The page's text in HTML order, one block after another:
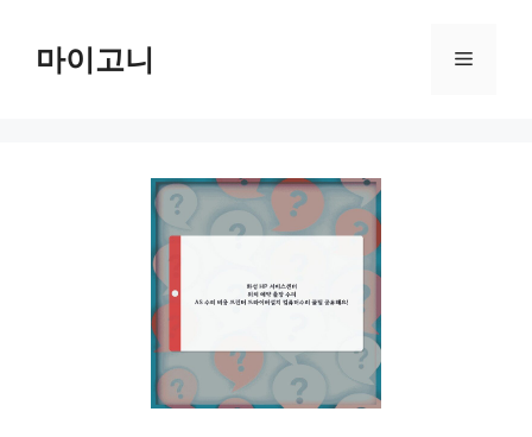
마이고니 메